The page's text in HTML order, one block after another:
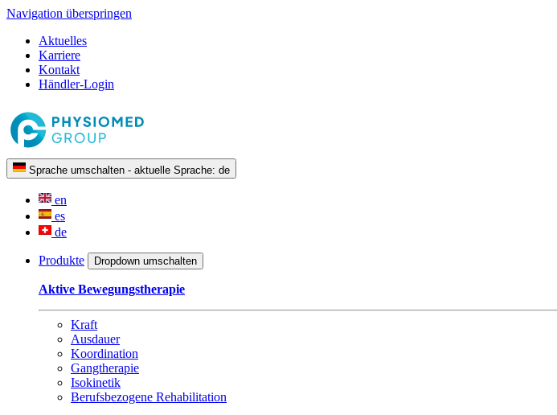
Navigation überspringen
Aktuelles
Karriere
Kontakt
Händler-Login
Sprache umschalten - aktuelle Sprache: de
en
es
de
Produkte Dropdown umschalten
Aktive Bewegungstherapie
Kraft
Ausdauer
Koordination
Gangtherapie
Isokinetik
Berufsbezogene Rehabilitation